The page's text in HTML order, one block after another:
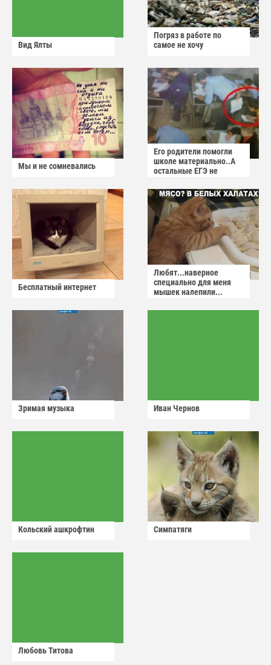
Вид Ялты
Погряз в работе по
самое не хочу
Мы и не сомневались
Его родители помогли
школе материально..А
остальные ЕГЭ не
Бесплатный интернет
Любят...наверное
специально для меня
мышек налепили...
Зримая музыка Иван Чернов
Кольский ашкрофтин Симпатяги
Любовь Титова